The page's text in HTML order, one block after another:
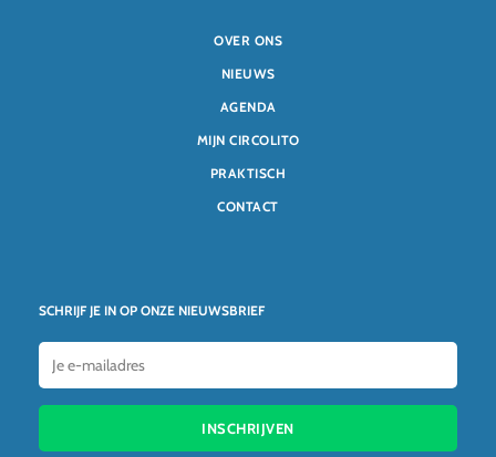
SCHRIJF JE IN OP ONZE NIEUWSBRIEF
INSCHRIJVEN
OVER ONS
NIEUWS
AGENDA
MIJN CIRCOLITO
PRAKTISCH
CONTACT